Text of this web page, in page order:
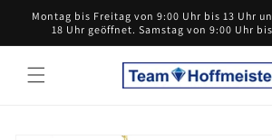
zum
Inhalt
Montag bis Freitag von 9:00 Uhr bis 13 Uhr
18 Uhr geöffnet. Samstag von 9:00 Uhr